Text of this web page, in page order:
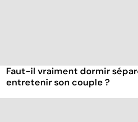
Faut-il vraiment dormir
entretenir son couple ?